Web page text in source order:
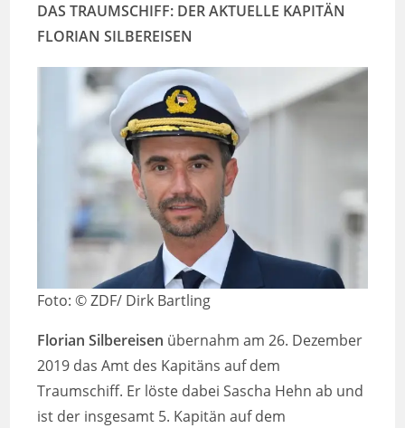
DAS TRAUMSCHIFF: DER AKTUELLE KAPITÄN
FLORIAN SILBEREISEN
Foto: © ZDF/ Dirk Bartling
Florian Silbereisen übernahm am 26. Dezember
2019 das Amt des Kapitäns auf dem
Traumschiff. Er löste dabei Sascha Hehn ab und
ist der insgesamt 5. Kapitän auf dem